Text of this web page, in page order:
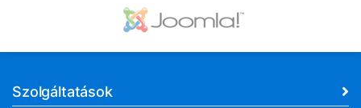
Szolgáltatások